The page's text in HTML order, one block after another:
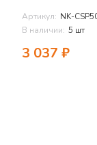
Артикул: NK-
В наличии: 5 шт
3 037 ₽